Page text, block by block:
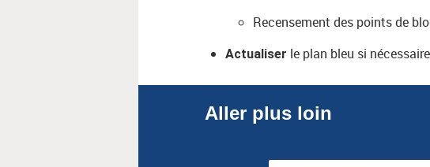
Recensement des points de
Actualiser le plan bleu si
Aller plus loin